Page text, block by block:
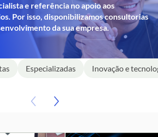
e referência no apoio aos
Por isso, disponibilizamos consultorias
da sua empresa.
Especializadas Inovação e